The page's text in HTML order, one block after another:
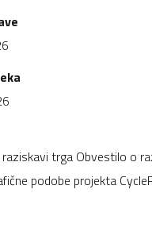
trga Obvestilo o
podobe projekta